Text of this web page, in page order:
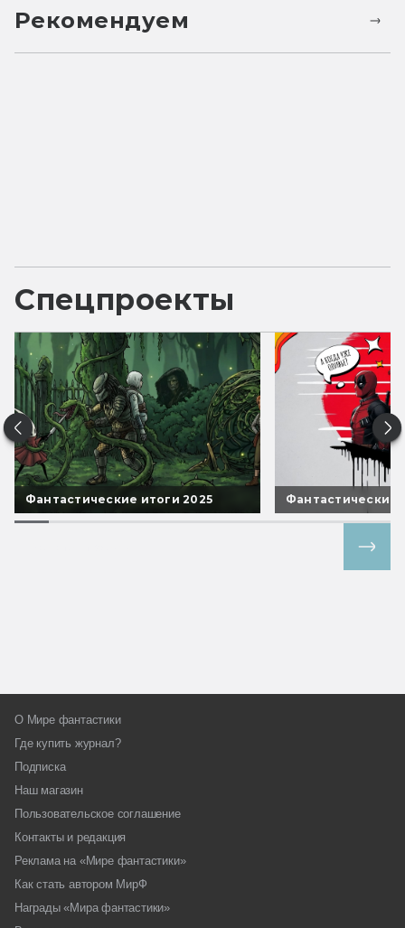
Рекомендуем
Спецпроекты
Фантастические итоги 2025 Фантастические
О Мире фантастики
Где купить журнал?
Подписка
Наш магазин
Пользовательское соглашение
Контакты и редакция
Реклама на «Мире фантастики»
Как стать автором МирФ
Награды «Мира фантастики»